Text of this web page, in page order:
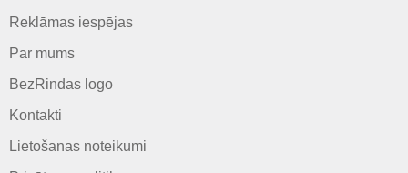
Reklāmas iespējas
Par mums
BezRindas logo
Kontakti
Lietošanas noteikumi